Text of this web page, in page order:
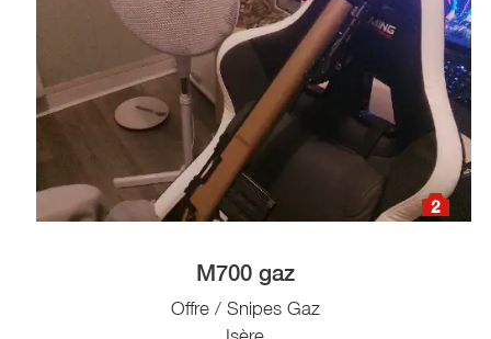
2
M700 gaz
Offre / Snipes Gaz